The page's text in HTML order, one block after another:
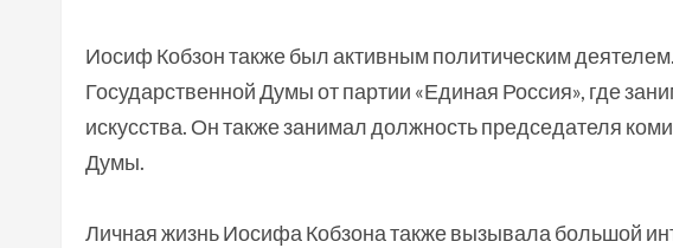
Иосиф Кобзон также был активным политическим
Государственной Думы от партии «Единая Россия», где
искусства. Он также занимал должность председателя
Думы.
Личная жизнь Иосифа Кобзона также вызывала большой